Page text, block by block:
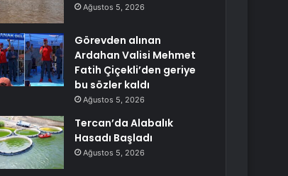
Ağustos 5, 2026
Görevden alınan
Ardahan Valisi Mehmet
Fatih Çiçekli’den geriye
bu sözler kaldı
Ağustos 5, 2026
Tercan’da Alabalık
Hasadı Başladı
Ağustos 5, 2026